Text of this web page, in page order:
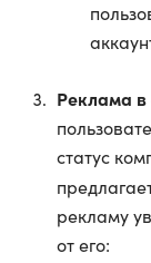
Реклама в
статус
рекламу
от его: